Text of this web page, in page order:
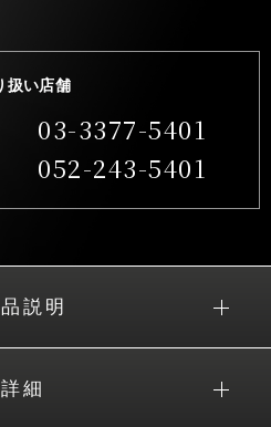
扱い店舗
03-3377-5401
052-243-5401
説明
詳細